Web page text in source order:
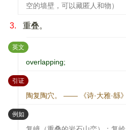
空的墙壁，可以藏匿人和物）
3. 重叠。
英文 ：
overlapping;
引证：
陶复陶穴。 —— 《诗·大雅·緜》
例如 ：